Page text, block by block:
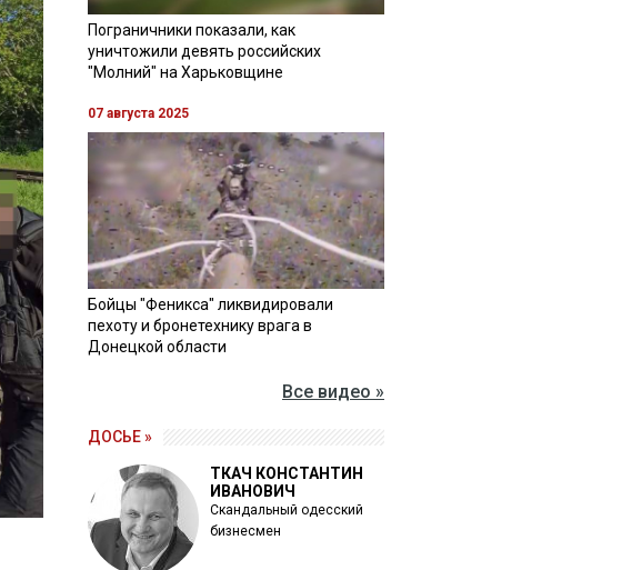
Пограничники показали, как
уничтожили девять российских
"Молний" на Харьковщине
07 августа 2025
Бойцы "Феникса" ликвидировали
пехоту и бронетехнику врага в
Донецкой области
Все видео »
ДОСЬЕ »
ТКАЧ КОНСТАНТИН
ИВАНОВИЧ
Скандальный одесский
бизнесмен